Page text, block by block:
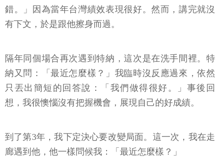
錯。」因為當年台灣績效表現很好。然而，講完就沒
有下文，於是跟他擦身而過。
隔年同個場合再次遇到特納，這次是在洗手間裡。特
納又問：「最近怎麼樣？」我臨時沒反應過來，依然
只丟出簡短的回答說：「我們做得很好。」事後回
想，我很懊惱沒有把握機會，展現自己的好成績。
到了第3年，我下定決心要改變局面。這一次，我在走
廊遇到他，他一樣問候我：「最近怎麼樣？」